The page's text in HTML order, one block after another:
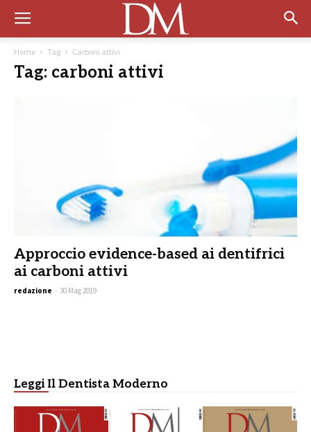
Home Tag Carboni attivi
Tag: carboni attivi
Approccio evidence-based ai dentifrici
ai carboni attivi
redazione - 30 Mag 2019
Leggi Il Dentista Moderno